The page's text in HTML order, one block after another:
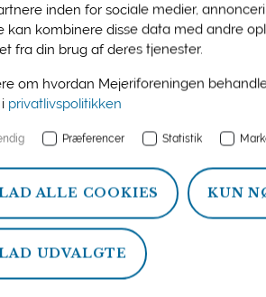
inden for sociale medier,
kan kombinere disse data med andre
fra din brug af deres tjenester.
om hvordan Mejeriforeningen
privatlivspolitikken
Præferencer Statistik
ALLE COOKIES KUN
UDVALGTE
viden og information om ydelser,
politik og